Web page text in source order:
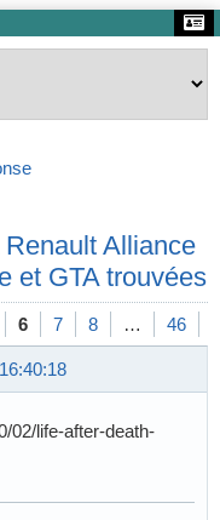
Alliance
et GTA trouvées
6 7 8 … 46
02/life-after-death-